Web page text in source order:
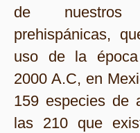
de nuestros
prehispánicas,
uso de la época
2000 A.C, en
159 especies de
las 210 que